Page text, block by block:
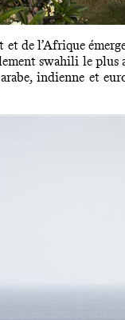
de l’Afrique
swahili le
indienne et